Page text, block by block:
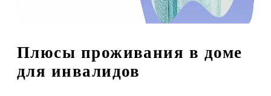
Плюсы проживания в доме
для инвалидов